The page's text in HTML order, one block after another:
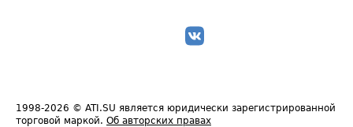
1998-2026 © ATI.SU является юридически зарегистрированной
торговой маркой. Об авторских правах